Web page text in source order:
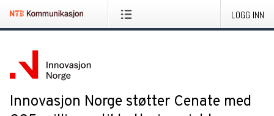
LOGG INN
Innovasjon Norge støtter Cenate med